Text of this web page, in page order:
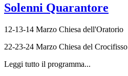
Solenni Quarantore
12-13-14 Marzo Chiesa dell'Oratorio
22-23-24 Marzo Chiesa del Crocifisso
Leggi tutto il programma...